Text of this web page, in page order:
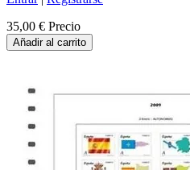
35,00 € Precio
Añadir al carrito